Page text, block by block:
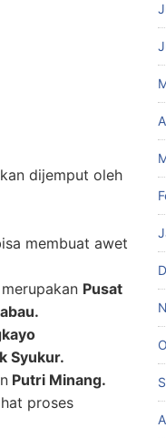
dijemput oleh
membuat awet
Pusat
Syukur.
Putri Minang.
proses